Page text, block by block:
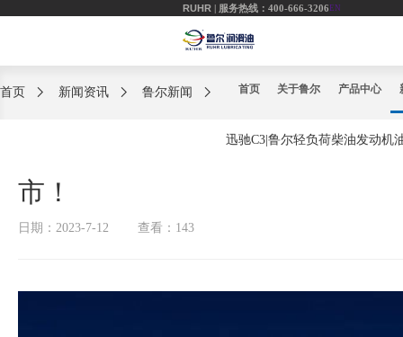
RUHR | 服务热线：400-666-3206EN
首页 关于鲁尔 产品中心
首页 新闻资讯 鲁尔新闻
迅驰C3|鲁尔轻负荷柴油发动机
市！
日期：2023-7-12 查看：143